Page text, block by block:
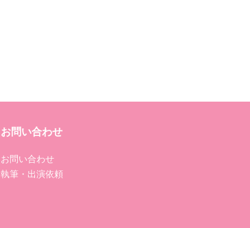
お問い合わせ
お問い合わせ
執筆・出演依頼